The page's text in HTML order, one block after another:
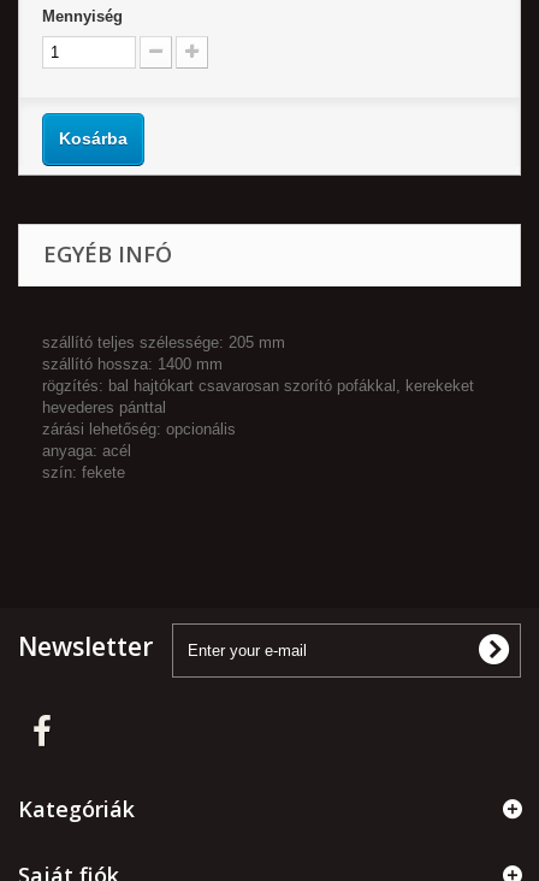
Mennyiség
Kosárba
EGYÉB INFÓ
szállító teljes szélessége: 205 mm
szállító hossza: 1400 mm
rögzítés: bal hajtókart csavarosan szorító pofákkal, kerekeket
hevederes pánttal
zárási lehetőség: opcionális
anyaga: acél
szín: fekete
Newsletter
Kategóriák
Saját fiók